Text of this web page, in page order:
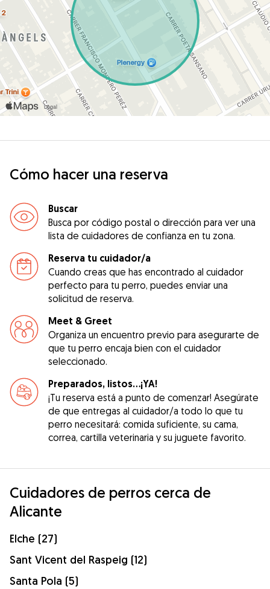
Cómo hacer una reserva
Buscar
Busca por código postal o dirección para ver una
lista de cuidadores de confianza en tu zona.
Reserva tu cuidador/a
Cuando creas que has encontrado al cuidador
perfecto para tu perro, puedes enviar una
solicitud de reserva.
Meet & Greet
Organiza un encuentro previo para asegurarte de
que tu perro encaja bien con el cuidador
seleccionado.
Preparados, listos...¡YA!
¡Tu reserva está a punto de comenzar! Asegúrate
de que entregas al cuidador/a todo lo que tu
perro necesitará: comida suficiente, su cama,
correa, cartilla veterinaria y su juguete favorito.
Cuidadores de perros cerca de
Alicante
Elche (27)
Sant Vicent del Raspeig (12)
Santa Pola (5)